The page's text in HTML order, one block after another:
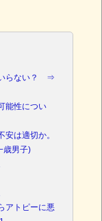
いらない？ ⇒
能性につい
安は適切か。
男子)
アトピーに悪